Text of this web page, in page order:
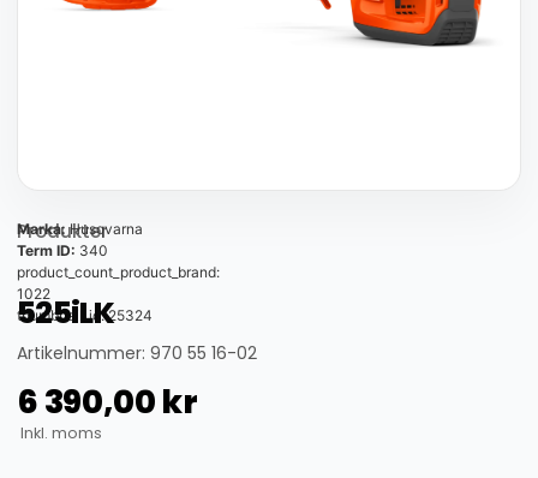
Produkter
Marka: Husqvarna
Term ID: 340
product_count_product_brand:
1022
thumbnail_id: 25324
525iLK
Artikelnummer: 970 55 16-02
6 390,00kr
Inkl. moms